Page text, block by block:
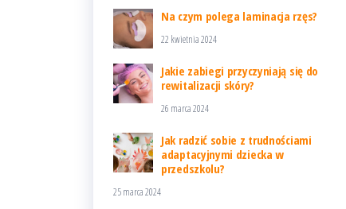
Na czym polega laminacja rzęs?
22 kwietnia 2024
Jakie zabiegi przyczyniają się do
rewitalizacji skóry?
26 marca 2024
Jak radzić sobie z trudnościami
adaptacyjnymi dziecka w
przedszkolu?
25 marca 2024